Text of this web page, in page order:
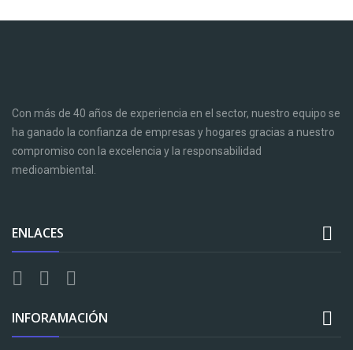
Con más de 40 años de experiencia en el sector, nuestro equipo se
ha ganado la confianza de empresas y hogares gracias a nuestro
compromiso con la excelencia y la responsabilidad
medioambiental.
ENLACES 
INFORAMACIÓN 